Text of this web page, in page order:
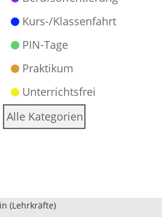
Kurs-/Klassenfahrt
PIN-Tage
Praktikum
Unterrichtsfrei
Alle Kategorien
(Lehrkräfte)